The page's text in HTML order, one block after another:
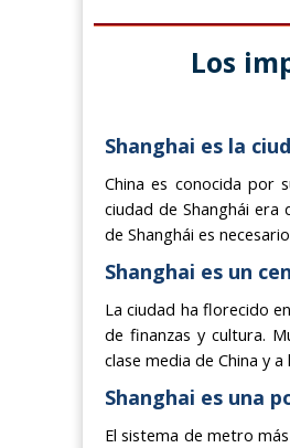
Los
Shanghai es la
China es conocida por
ciudad de Shanghái era
de Shanghái es
Shanghai es un
La ciudad ha florecido
de finanzas y cultura.
clase media de China y
Shanghai es una
El sistema de metro